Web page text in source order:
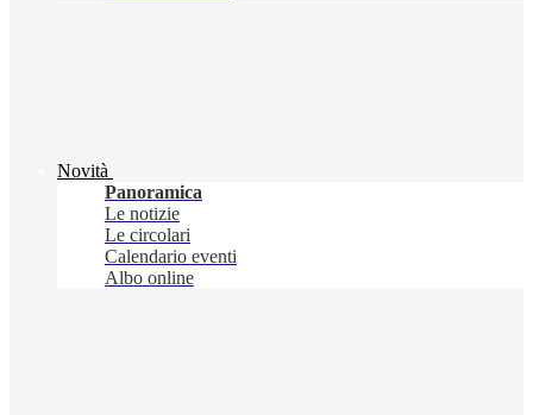
Novità
Panoramica
Le notizie
Le circolari
Calendario eventi
Albo online